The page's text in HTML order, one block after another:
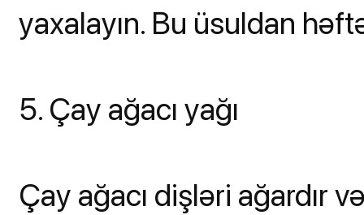
yaxalayın. Bu üsuldan
5. Çay ağacı yağı
Çay ağacı dişləri ağardır